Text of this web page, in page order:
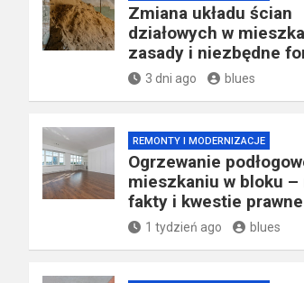
Zmiana układu ścian
działowych w
zasady i niezbędne
3 dni ago blues
REMONTY I MODERNIZACJE
Ogrzewanie
mieszkaniu w bloku –
fakty i kwestie prawne
1 tydzień ago blues